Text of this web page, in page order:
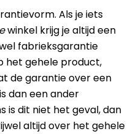
Als je iets
winkel krijg je altijd een
fabrieksgarantie
het gehele product,
de garantie over een
dan een ander
is dit niet het geval, dan
altijd over het gehele